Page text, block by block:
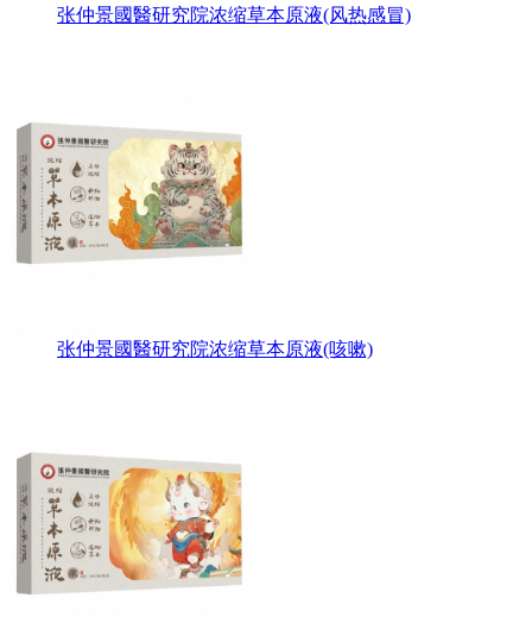
张仲景國醫研究院浓缩草本原液(风热感冒)
张仲景國醫研究院浓缩草本原液(咳嗽)